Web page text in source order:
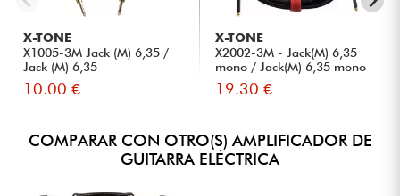
X-TONE
X1005-3M Jack (M) 6,35 /
Jack (M) 6,35
10.00 €
X-TONE
X2002-3M - Jack(M) 6,35
mono / Jack(M) 6,35 mono
S...
19.30 €
COMPARAR CON OTRO(S) AMPLIFICADOR DE
GUITARRA ELÉCTRICA